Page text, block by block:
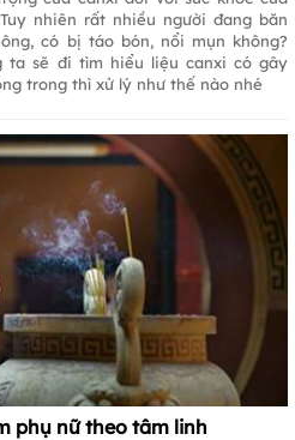
nhiên rất nhiều người đang băn
có bị táo bón, nổi mụn không?
ta sẽ đi tìm hiểu liệu canxi có gây
trong thì xử lý như thế nào nhé
phụ nữ theo tâm linh